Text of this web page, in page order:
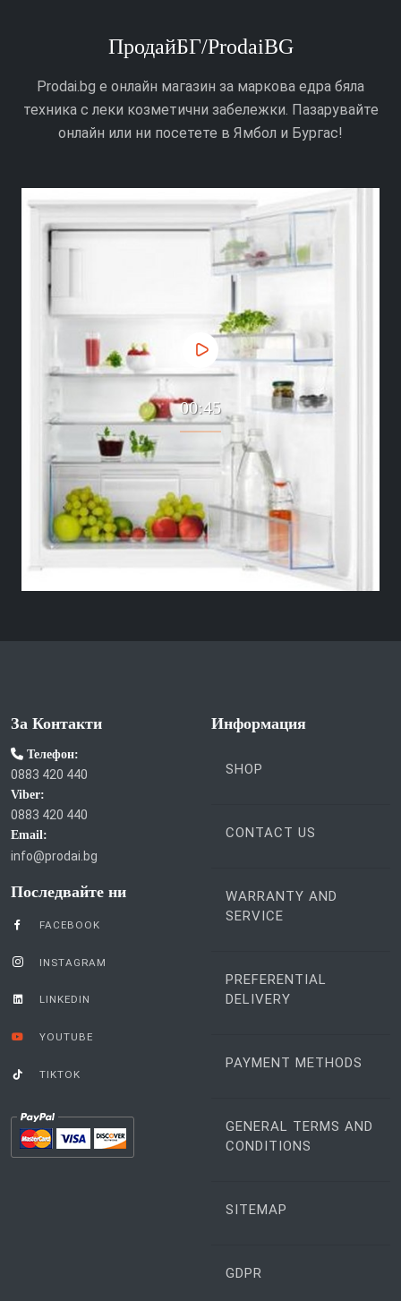
ПродайБГ/ProdaiBG
Prodai.bg е онлайн магазин за маркова едра бяла
техника с леки козметични забележки. Пазарувайте
онлайн или ни посетете в Ямбол и Бургас!
00:45
За Контакти
Телефон:
0883 420 440
Viber:
0883 420 440
Email:
info@prodai.bg
Последвайте ни
FACEBOOK
INSTAGRAM
LINKEDIN
YOUTUBE
TIKTOK
Информация
SHOP
CONTACT US
WARRANTY AND
SERVICE
PREFERENTIAL
DELIVERY
PAYMENT METHODS
GENERAL TERMS AND
CONDITIONS
SITEMAP
GDPR